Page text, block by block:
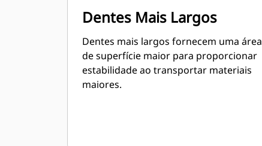
Dentes Mais Largos
Dentes mais largos fornecem uma área
de superfície maior para proporcionar
estabilidade ao transportar materiais
maiores.